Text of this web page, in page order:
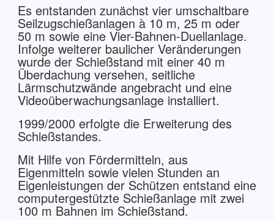
Es entstanden zunächst vier umschaltbare
Seilzugschießanlagen à 10 m, 25 m oder
50 m sowie eine Vier-Bahnen-Duellanlage.
Infolge weiterer baulicher Veränderungen
wurde der Schießstand mit einer 40 m
Überdachung versehen, seitliche
Lärmschutzwände angebracht und eine
Videoüberwachungsanlage installiert.
1999/2000 erfolgte die Erweiterung des
Schießstandes.
Mit Hilfe von Fördermitteln, aus
Eigenmitteln sowie vielen Stunden an
Eigenleistungen der Schützen entstand eine
computergestützte Schießanlage mit zwei
100 m Bahnen im Schießstand.